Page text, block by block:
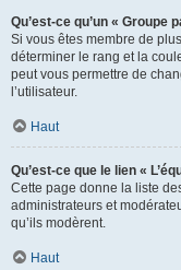
Qu’est-ce qu’un « Groupe
Si vous êtes membre de
déterminer le rang et la
peut vous permettre de
l’utilisateur.
Haut
Qu’est-ce que le lien «
Cette page donne la liste
administrateurs et
qu’ils modèrent.
Haut